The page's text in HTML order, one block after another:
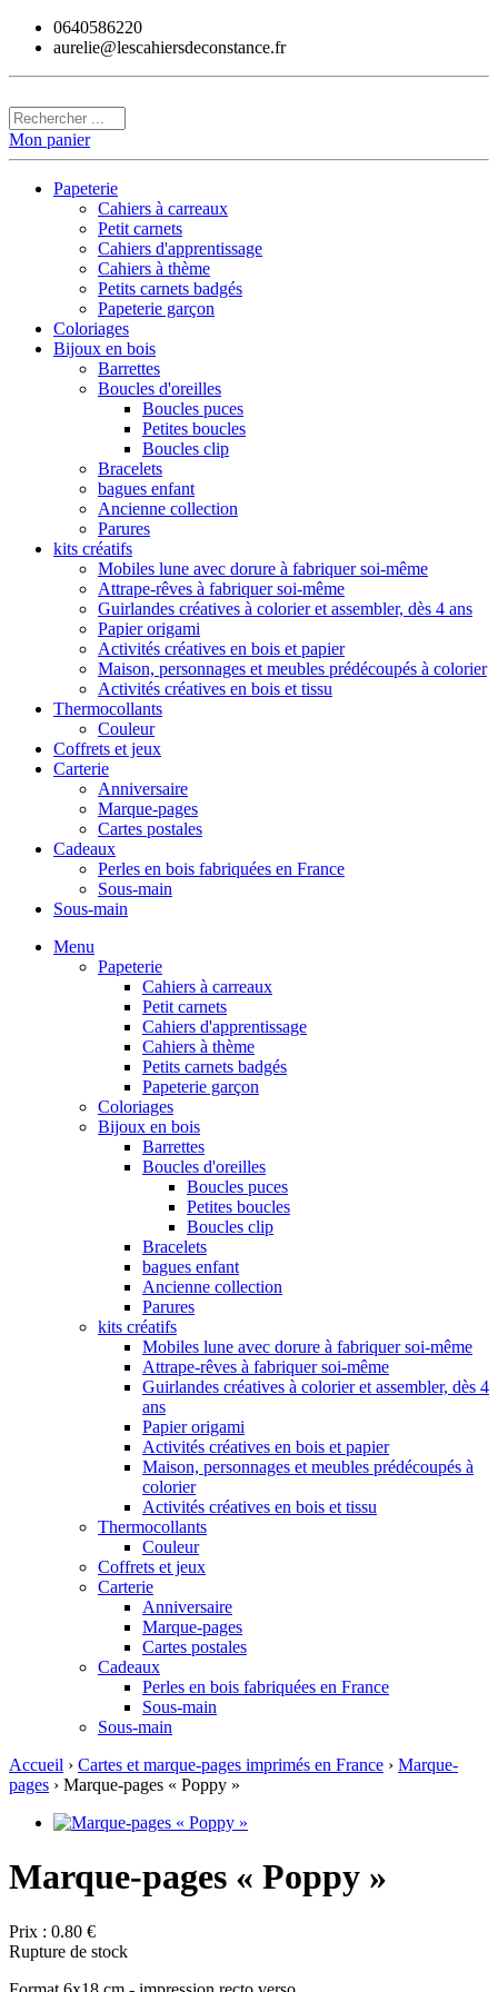
0640586220
aurelie@lescahiersdeconstance.fr
Mon panier
Papeterie
Cahiers à carreaux
Petit carnets
Cahiers d'apprentissage
Cahiers à thème
Petits carnets badgés
Papeterie garçon
Coloriages
Bijoux en bois
Barrettes
Boucles d'oreilles
Boucles puces
Petites boucles
Boucles clip
Bracelets
bagues enfant
Ancienne collection
Parures
kits créatifs
Mobiles lune avec dorure à fabriquer soi-même
Attrape-rêves à fabriquer soi-même
Guirlandes créatives à colorier et assembler, dès 4 ans
Papier origami
Activités créatives en bois et papier
Maison, personnages et meubles prédécoupés à colorier
Activités créatives en bois et tissu
Thermocollants
Couleur
Coffrets et jeux
Carterie
Anniversaire
Marque-pages
Cartes postales
Cadeaux
Perles en bois fabriquées en France
Sous-main
Sous-main
Menu
Papeterie
Cahiers à carreaux
Petit carnets
Cahiers d'apprentissage
Cahiers à thème
Petits carnets badgés
Papeterie garçon
Coloriages
Bijoux en bois
Barrettes
Boucles d'oreilles
Boucles puces
Petites boucles
Boucles clip
Bracelets
bagues enfant
Ancienne collection
Parures
kits créatifs
Mobiles lune avec dorure à fabriquer soi-même
Attrape-rêves à fabriquer soi-même
Guirlandes créatives à colorier et assembler, dès 4
ans
Papier origami
Activités créatives en bois et papier
Maison, personnages et meubles prédécoupés à
colorier
Activités créatives en bois et tissu
Thermocollants
Couleur
Coffrets et jeux
Carterie
Anniversaire
Marque-pages
Cartes postales
Cadeaux
Perles en bois fabriquées en France
Sous-main
Sous-main
Accueil › Cartes et marque-pages imprimés en France › Marque-
pages › Marque-pages « Poppy »
Marque-pages « Poppy »
Prix : 0.80 €
Rupture de stock